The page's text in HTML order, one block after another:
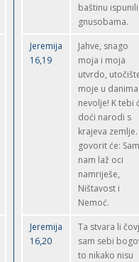
baštinu ispunili
gnusobama.
Jeremija
16,19
Jahve, snago
moja i moja
utvrdo,
moje u danima
nevolje! K tebi
doći narodi s
krajeva zemlje.
govorit će:
nam laž oci
namriješe,
Ništavost i
Nemoć.
Jeremija
16,20
Ta stvara li
sam sebi
to nikako nisu